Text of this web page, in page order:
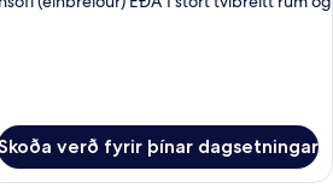
verð fyrir þínar dagsetningar